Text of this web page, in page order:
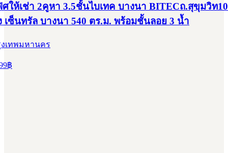
ให้เช่า 2คูหา 3.5ชั้นไบเทค บางนา BITECถ.สุขุมวิท
เซ็นทรัล บางนา 540 ตร.ม. พร้อมชั้นลอย 3 น้ำ
เทพมหานคร
฿